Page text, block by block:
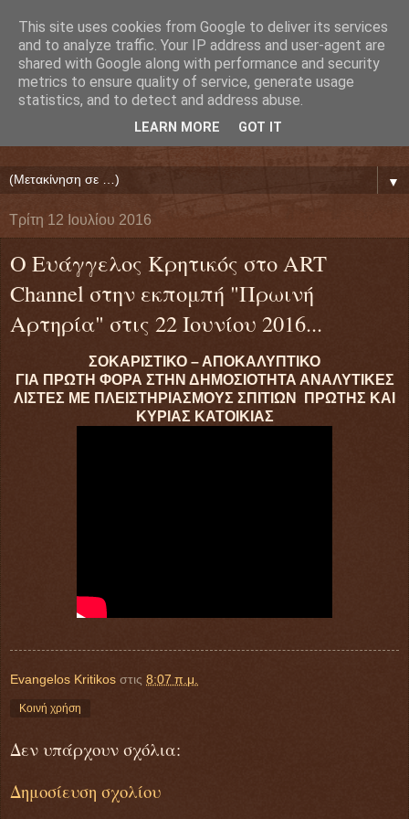
Ευάγγελος Κρητικός
ΠΡΟΕΔΡΟΣ ΕΘΝΙΚΗΣ ΟΜΟΣΠΟΝΔΙΑΣ ΔΑΝΕΙΟΛΗΠΤΩΝ
▼
Τρίτη 12 Ιουλίου 2016
Ο Ευάγγελος Κρητικός στο ART
Channel στην εκπομπή "Πρωινή
Αρτηρία" στις 22 Ιουνίου 2016...
ΣΟΚΑΡΙΣΤΙΚΟ – ΑΠΟΚΑΛΥΠΤΙΚΟ
ΓΙΑ ΠΡΩΤΗ ΦΟΡΑ ΣΤΗΝ ΔΗΜΟΣΙΟΤΗΤΑ ΑΝΑΛΥΤΙΚΕΣ
ΛΙΣΤΕΣ ΜΕ ΠΛΕΙΣΤΗΡΙΑΣΜΟΥΣ ΣΠΙΤΙΩΝ ΠΡΩΤΗΣ ΚΑΙ
ΚΥΡΙΑΣ ΚΑΤΟΙΚΙΑΣ
Evangelos Kritikos στις 8:07 π.μ.
Κοινή χρήση
Δεν υπάρχουν σχόλια:
Δημοσίευση σχολίου
This site uses cookies from Google to deliver its services
and to analyze traffic. Your IP address and user-agent are
shared with Google along with performance and security
metrics to ensure quality of service, generate usage
statistics, and to detect and address abuse.
LEARN MORE GOT IT